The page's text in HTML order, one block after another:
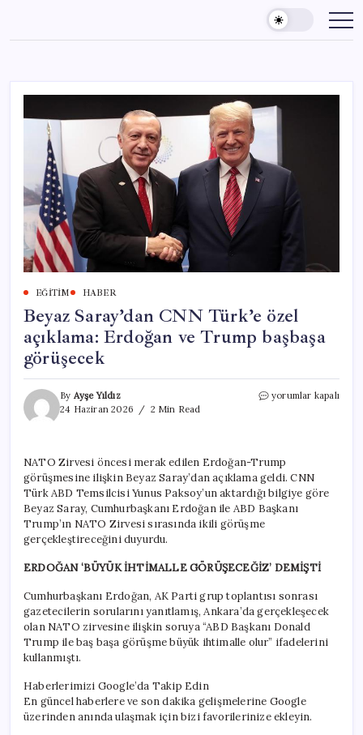
content
EĞITIM HABER
Beyaz Saray’dan CNN Türk’e özel
açıklama: Erdoğan ve Trump başbaşa
görüşecek
By Ayşe Yıldız
24 Haziran 2026
2 Min Read
Beyaz
açıklama:
Erdoğan
ve
Trump
başbaşa
yorumlar kapalı
NATO Zirvesi öncesi merak edilen Erdoğan-Trump
görüşmesine ilişkin Beyaz Saray’dan açıklama geldi. CNN
Türk ABD Temsilcisi Yunus Paksoy’un aktardığı bilgiye göre
Beyaz Saray, Cumhurbaşkanı Erdoğan ile ABD Başkanı
Trump’ın NATO Zirvesi sırasında ikili görüşme
gerçekleştireceğini duyurdu.
ERDOĞAN ‘BÜYÜK İHTİMALLE GÖRÜŞECEĞİZ’ DEMİŞTİ
Cumhurbaşkanı Erdoğan, AK Parti grup toplantısı sonrası
gazetecilerin sorularını yanıtlamış, Ankara’da gerçekleşecek
olan NATO zirvesine ilişkin soruya “ABD Başkanı Donald
Trump ile baş başa görüşme büyük ihtimalle olur” ifadelerini
kullanmıştı.
Haberlerimizi Google’da Takip Edin
En güncel haberlere ve son dakika gelişmelerine Google
üzerinden anında ulaşmak için bizi favorilerinize ekleyin.